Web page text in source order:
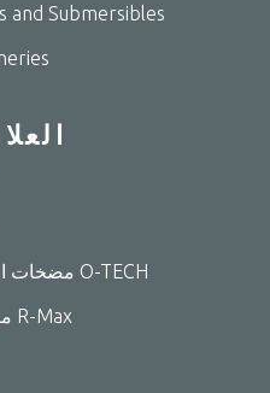
and Submersibles
مضخات المياه والغطاسات أو-تك O-TECH
معدات الحدائق أر-ماكس R-Max